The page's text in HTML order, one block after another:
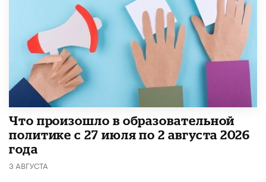
​Что произошло в образовательной
политике с 27 июля по 2 августа 2026
года
3 АВГУСТА